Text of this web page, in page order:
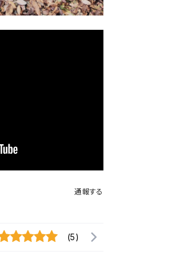
通報する
(5)